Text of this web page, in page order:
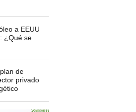
a EEUU
¿Qué se
de
privado